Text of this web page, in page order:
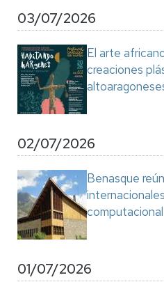
03/07/2026
El arte
creaciones
02/07/2026
Benasque
01/07/2026